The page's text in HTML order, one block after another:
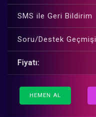
SMS ile Geri Bildirim
Soru/Destek Geçmişi
Fiyatı:
HEMEN AL